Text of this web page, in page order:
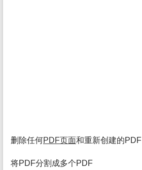
删除任何PDF页面和重新创建的PDF
将PDF分割成多个PDF